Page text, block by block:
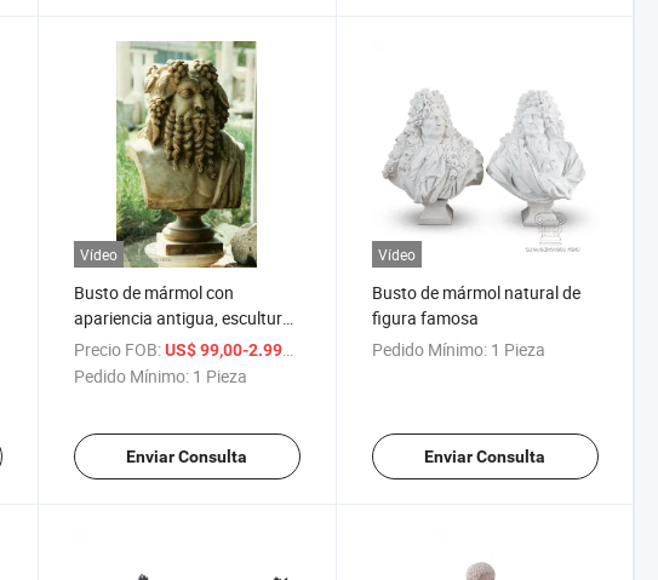
/ Pieza
Vídeo
Busto de mármol con
apariencia antigua, escultura
de busto
Precio FOB: US$ 99,00-2.999,00
Pedido Mínimo: 1 Pieza
Enviar Consulta
Vídeo
Busto de mármol natural de
figura famosa
Pedido Mínimo: 1 Pieza
Enviar Consulta